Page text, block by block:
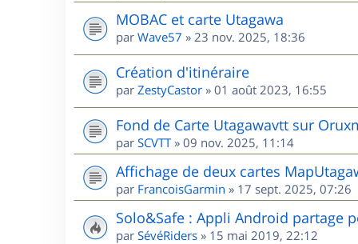
MOBAC et carte Utagawa
par Wave57 » 23 nov. 2025, 18:36
Création d'itinéraire
par ZestyCastor » 01 août 2023, 16:55
Fond de Carte Utagawavtt sur
par SCVTT» 09 nov. 2025, 11:14
Affichage de deux cartes
par FrancoisGarmin » 17 sept. 2025, 07:26
Solo&Safe : Appli Android partage
par SévéRiders » 15 mai 2019, 22:12